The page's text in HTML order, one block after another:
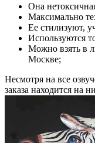
Она
Максимально
Ее стилизуют,
Используются
Можно взять в
Москве;
Несмотря на все
заказа находится на